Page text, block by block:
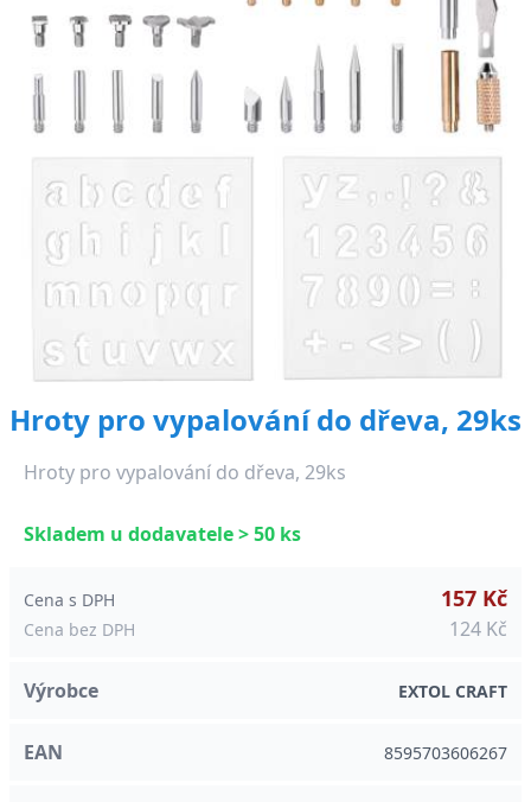
Hroty pro vypalování do dřeva, 29ks
Hroty pro vypalování do dřeva, 29ks
Skladem u dodavatele > 50 ks
Cena s DPH 157 Kč
Cena bez DPH 124 Kč
Výrobce EXTOL CRAFT
EAN 8595703606267